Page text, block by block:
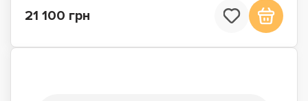
21 100 грн